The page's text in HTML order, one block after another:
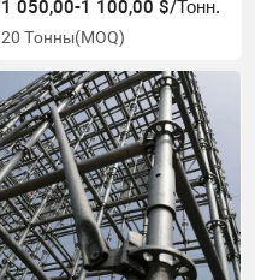
1 050,00-1 100,00 $/Тонн.
20 Тонны(MOQ)